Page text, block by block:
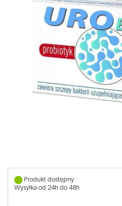
Produkt dostępny
Wysyłka od 24h do 48h